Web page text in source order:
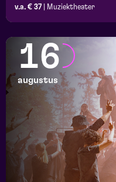
v.a. € 37
Muziektheater
16
augustus